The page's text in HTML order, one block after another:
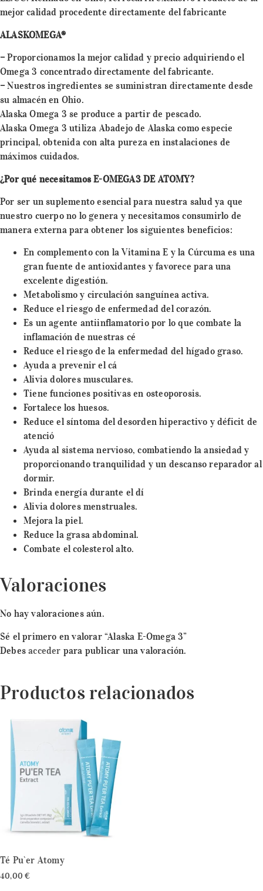
mejor calidad procedente directamente del fabricante
ALASKOMEGA®
– Proporcionamos la mejor calidad y precio adquiriendo el
Omega 3 concentrado directamente del fabricante.
– Nuestros ingredientes se suministran directamente desde
su almacén en Ohio.
Alaska Omega 3 se produce a partir de pescado.
Alaska Omega 3 utiliza Abadejo de Alaska como especie
principal, obtenida con alta pureza en instalaciones de
máximos cuidados.
¿Por qué necesitamos E-OMEGA3 DE ATOMY?
Por ser un suplemento esencial para nuestra salud ya que
nuestro cuerpo no lo genera y necesitamos consumirlo de
manera externa para obtener los siguientes beneficios:
En complemento con la Vitamina E y la Cúrcuma es una
gran fuente de antioxidantes y favorece para una
excelente digestión.
Metabolismo y circulación sanguínea activa.
Reduce el riesgo de enfermedad del corazón.
Es un agente antiinflamatorio por lo que combate la
inflamación de nuestras cé
Reduce el riesgo de la enfermedad del hígado graso.
Ayuda a prevenir el cá
Alivia dolores musculares.
Tiene funciones positivas en osteoporosis.
Fortalece los huesos.
Reduce el síntoma del desorden hiperactivo y déficit de
atenció
Ayuda al sistema nervioso, combatiendo la ansiedad y
proporcionando tranquilidad y un descanso reparador al
dormir.
Brinda energía durante el dí
Alivia dolores menstruales.
Mejora la piel.
Reduce la grasa abdominal.
Combate el colesterol alto.
Valoraciones
No hay valoraciones aún.
Sé el primero en valorar “Alaska E-Omega 3”
Debesacceder para publicar una valoración.
Productos relacionados
Té Pu`er Atomy
40,00€